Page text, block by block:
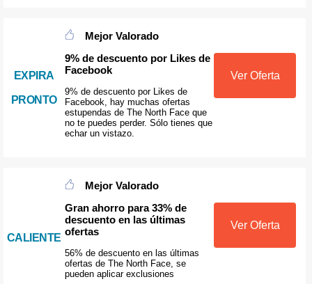
EXPIRA
PRONTO
Mejor Valorado
9% de descuento por Likes de
Facebook
9% de descuento por Likes de
Facebook, hay muchas ofertas
estupendas de The North Face que
no te puedes perder. Sólo tienes que
echar un vistazo.
Ver Oferta
CALIENTE
Mejor Valorado
Gran ahorro para 33% de
descuento en las últimas
ofertas
56% de descuento en las últimas
ofertas de The North Face, se
pueden aplicar exclusiones
Ver Oferta